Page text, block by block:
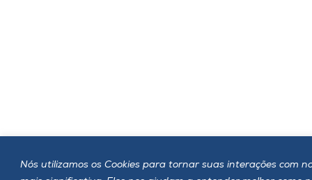
Nós utilizamos os Cookies para tornar suas interações com